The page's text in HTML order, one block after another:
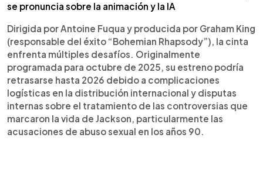
se pronuncia sobre la animación y la IA
Dirigida por Antoine Fuqua y producida por Graham King
(responsable del éxito “Bohemian Rhapsody”), la cinta
enfrenta múltiples desafíos. Originalmente
programada para octubre de 2025, su estreno podría
retrasarse hasta 2026 debido a complicaciones
logísticas en la distribución internacional y disputas
internas sobre el tratamiento de las controversias que
marcaron la vida de Jackson, particularmente las
acusaciones de abuso sexual en los años 90.